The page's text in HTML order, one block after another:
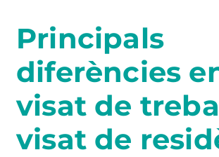
Principals
diferències
visat de
visat de